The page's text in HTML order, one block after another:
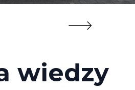
wiedzy